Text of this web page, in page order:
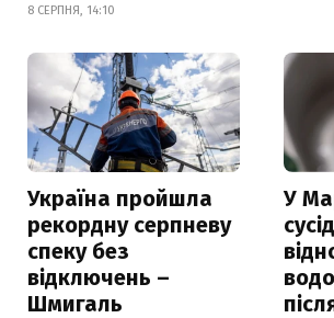
8 СЕРПНЯ, 14:10
Україна пройшла
рекордну серпневу
спеку без
відключень –
Шмигаль
У